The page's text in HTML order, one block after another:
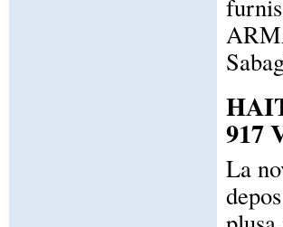
917
La